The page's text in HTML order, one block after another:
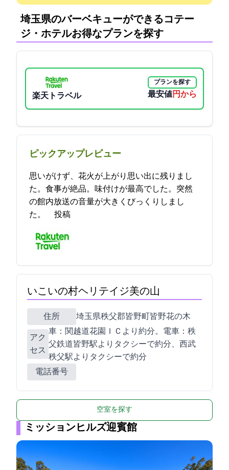
埼玉県のバーベキューができるコテー
ジ・ホテル:お得なプランを探す
楽天トラベル
プランを探す
最安値4600円から
ピックアップレビュー
思いがけず、花火が上がり思い出に残りまし
た。食事が絶品。味付けが最高でした。突然
の館内放送の音量が大きくびっくりしまし
た。 2021-09-21 11:33:58投稿
いこいの村ヘリテイジ美の山
住所 埼玉県秩父郡皆野町皆野花の木3415
アク
セス
車：関越道花園ＩＣより約30分。電車：秩
父鉄道皆野駅よりタクシーで約10分、西武
秩父駅よりタクシーで約30分
電話番号
空室を探す
ミッションヒルズ迎賓館